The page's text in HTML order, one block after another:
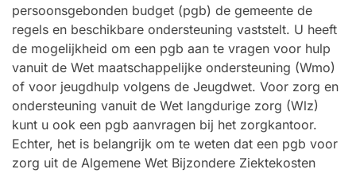
persoonsgebonden budget (pgb) de gemeente de
regels en beschikbare ondersteuning vaststelt. U heeft
de mogelijkheid om een pgb aan te vragen voor hulp
vanuit de Wet maatschappelijke ondersteuning (Wmo)
of voor jeugdhulp volgens de Jeugdwet. Voor zorg en
ondersteuning vanuit de Wet langdurige zorg (Wlz)
kunt u ook een pgb aanvragen bij het zorgkantoor.
Echter, het is belangrijk om te weten dat een pgb voor
zorg uit de Algemene Wet Bijzondere Ziektekosten